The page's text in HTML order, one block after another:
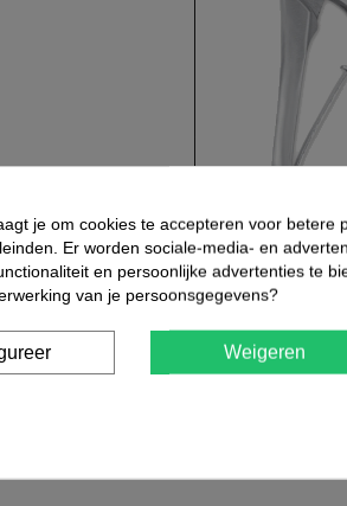
je om cookies te accepteren voor betere
Er worden sociale-media- en
en persoonlijke advertenties te
van je persoonsgegevens?
Weigeren